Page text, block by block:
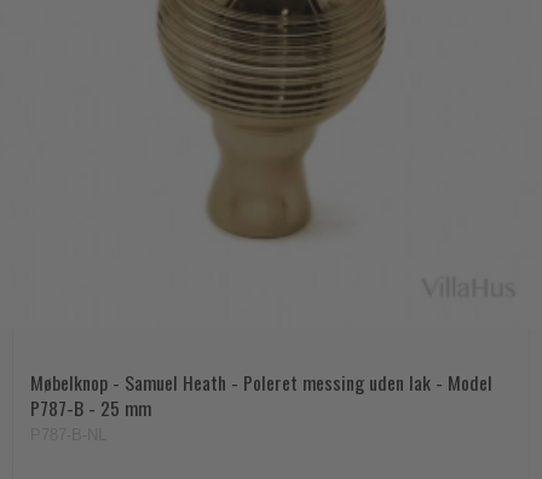
Møbelknop - Samuel Heath - Poleret messing uden lak - Model
P787-B - 25 mm